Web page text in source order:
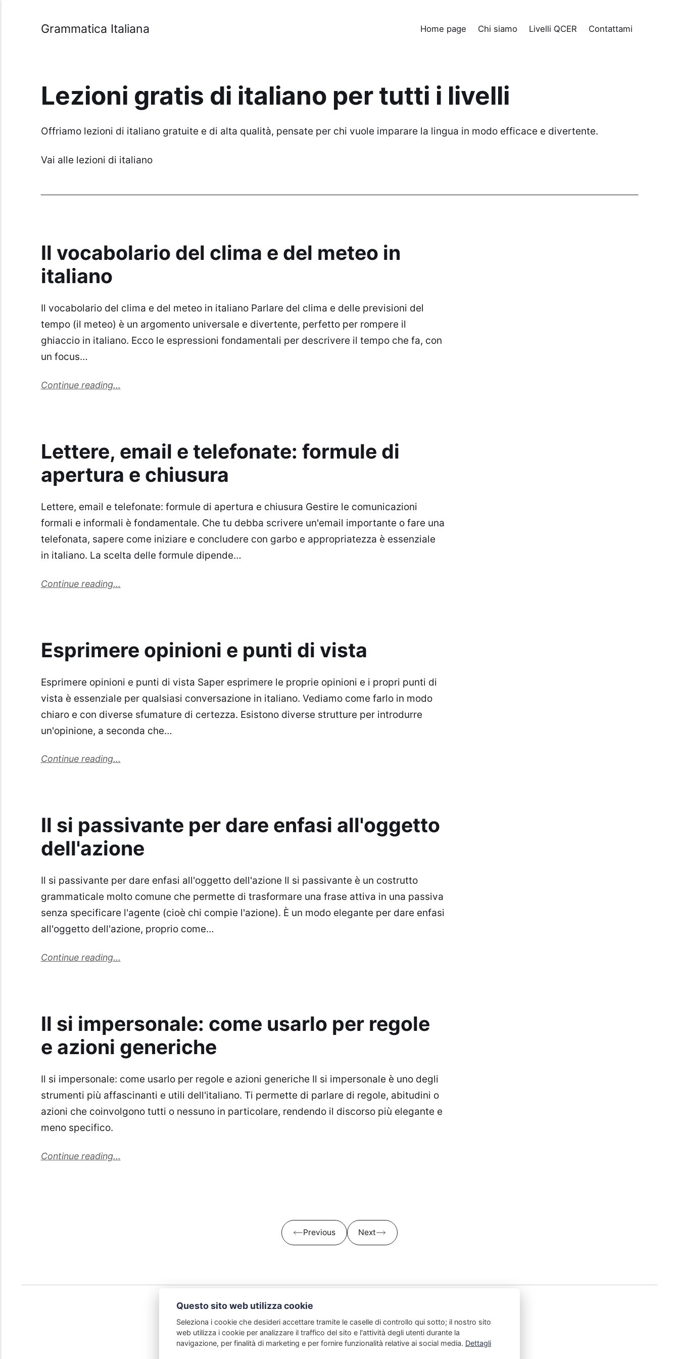
Grammatica Italiana Home page Chi siamo Livelli QCER Contattami
Lezioni gratis di italiano per tutti i livelli
Offriamo lezioni di italiano gratuite e di alta qualità, pensate per chi vuole imparare la lingua in modo efficace e divertente.
Vai alle lezioni di italiano
Il vocabolario del clima e del meteo in
italiano
Il vocabolario del clima e del meteo in italiano Parlare del clima e delle previsioni del
tempo (il meteo) è un argomento universale e divertente, perfetto per rompere il
ghiaccio in italiano. Ecco le espressioni fondamentali per descrivere il tempo che fa, con
un focus…
Continue reading...
Lettere, email e telefonate: formule di
apertura e chiusura
Lettere, email e telefonate: formule di apertura e chiusura Gestire le comunicazioni
formali e informali è fondamentale. Che tu debba scrivere un'email importante o fare una
telefonata, sapere come iniziare e concludere con garbo e appropriatezza è essenziale
in italiano. La scelta delle formule dipende…
Continue reading...
Esprimere opinioni e punti di vista
Esprimere opinioni e punti di vista Saper esprimere le proprie opinioni e i propri punti di
vista è essenziale per qualsiasi conversazione in italiano. Vediamo come farlo in modo
chiaro e con diverse sfumature di certezza. Esistono diverse strutture per introdurre
un'opinione, a seconda che…
Continue reading...
Il si passivante per dare enfasi all'oggetto
dell'azione
Il si passivante per dare enfasi all'oggetto dell'azione Il si passivante è un costrutto
grammaticale molto comune che permette di trasformare una frase attiva in una passiva
senza specificare l'agente (cioè chi compie l'azione). È un modo elegante per dare enfasi
all'oggetto dell'azione, proprio come…
Continue reading...
Il si impersonale: come usarlo per regole
e azioni generiche
Il si impersonale: come usarlo per regole e azioni generiche Il si impersonale è uno degli
strumenti più affascinanti e utili dell'italiano. Ti permette di parlare di regole, abitudini o
azioni che coinvolgono tutti o nessuno in particolare, rendendo il discorso più elegante e
meno specifico.
Continue reading...
Previous Next
Italiano Dinamico
www.italianodinamico.com
Questo sito web utilizza cookie
Seleziona i cookie che desideri accettare tramite le caselle di controllo qui sotto; il nostro sito
web utilizza i cookie per analizzare il traffico del sito e l'attività degli utenti durante la
navigazione, per finalità di marketing e per fornire funzionalità relative ai social media. Dettagli